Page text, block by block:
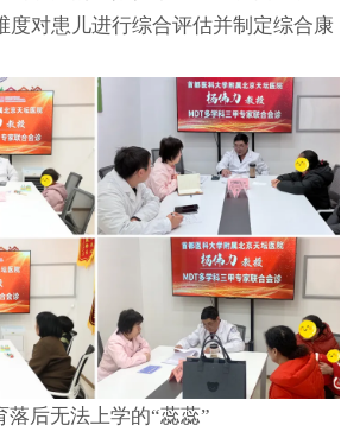
度对患儿进行综合评估并制定综合康
落后无法上学的“蕊蕊”